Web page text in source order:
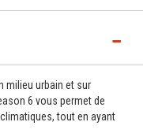
milieu urbain et sur
6 vous permet de
tout en ayant